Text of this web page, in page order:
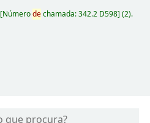
[Númerodechamada:342.2 D598](2).